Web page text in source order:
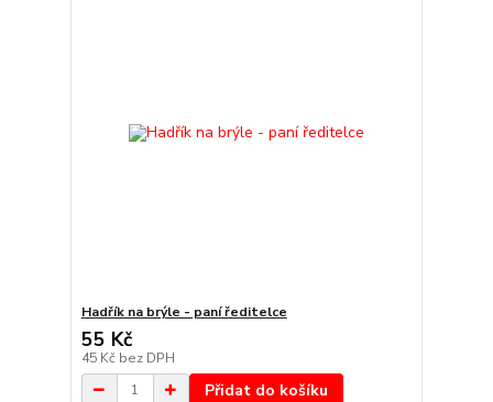
Hadřík na brýle - paní ředitelce
55 Kč
45 Kč bez DPH
Přidat do košíku